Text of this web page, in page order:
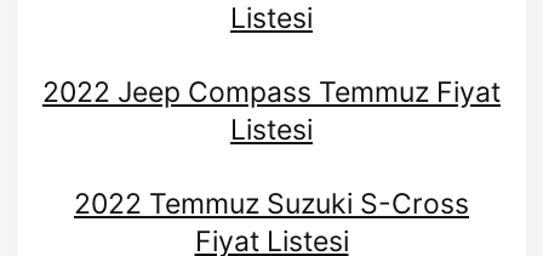
Listesi
2022 Jeep Compass Temmuz Fiyat
Listesi
2022 Temmuz Suzuki S-Cross
Fiyat Listesi